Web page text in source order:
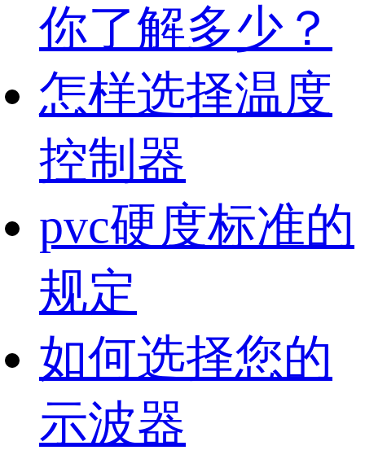
你了解多少？
怎样选择温度
控制器
pvc硬度标准的
规定
如何选择您的
示波器